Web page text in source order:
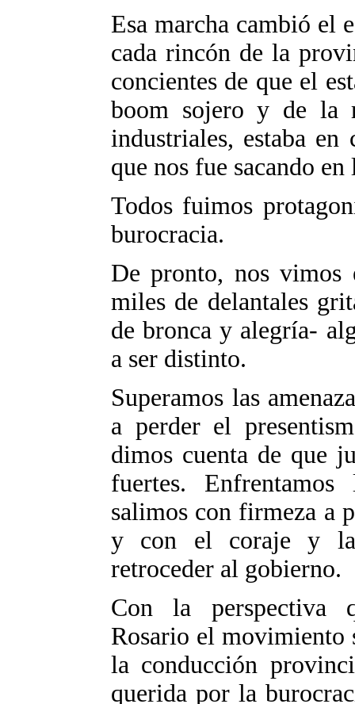
Esa marcha cambió el
cada rincón de la
concientes de que el
boom sojero y de la
industriales, estaba
que nos fue sacando
Todos fuimos
burocracia.
De pronto, nos vimos
miles de delantales
de bronca y alegría-
a ser distinto.
Superamos las
a perder el
dimos cuenta de que
fuertes.
salimos con firmeza a
y con el coraje y la
retroceder al gobierno.
Con la perspectiva
Rosario el movimiento
la conducción
querida por la